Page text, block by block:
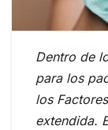
Dentro de
para los
los
extendida.